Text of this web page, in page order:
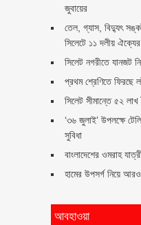
জুবায়ের
তেল, গ্যাস, বিদ্যুৎ
সিলেটে ১১ দলীয় ঐক্যের
সিলেট নগরীতে যানজট
প্রথম শ্রেণিতে ফিরছে
সিলেট সীমান্তে ৫২ লাখ
‘৩৬ জুলাই’ উপলক্ষে
সুবিধা
বাংলাদেশের ওমরাহ
হামের উপসর্গ নিয়ে
আবহাওয়া